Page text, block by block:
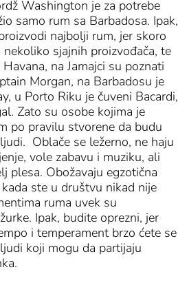
Washington je za potrebe
samo rum sa Barbadosa. Ipak,
najbolji rum, jer skoro
sjajnih proizvođača, te
na Jamajci su poznati
Morgan, na Barbadosu je
u Porto Riku je čuveni Bacardi,
Zato su osobe kojima je
po pravilu stvorene da budu
Oblače se ležerno, ne haju
vole zabavu i muziku, ali
plesa. Obožavaju egzotična
ste u društvu nikad nije
ruma uvek su
Ipak, budite oprezni, jer
i temperament brzo ćete se
koji mogu da partijaju